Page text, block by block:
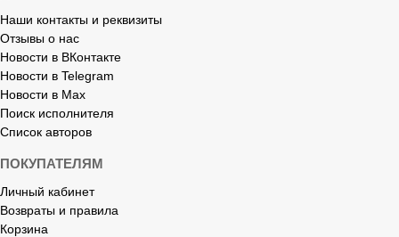
Наши контакты и реквизиты
Отзывы о нас
Новости в ВКонтакте
Новости в Telegram
Новости в Max
Поиск исполнителя
Список авторов
ПОКУПАТЕЛЯМ
Личный кабинет
Возвраты и правила
Корзина